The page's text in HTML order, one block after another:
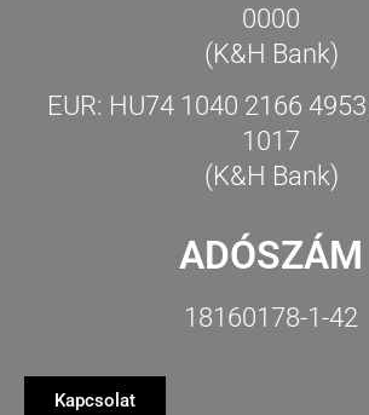
0000
(K&H Bank)
EUR: HU74 1040 2166
1017
(K&H Bank)
ADÓSZÁM
18160178-1-42
Kapcsolat